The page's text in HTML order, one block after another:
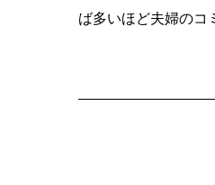
ば多いほど夫婦のコ